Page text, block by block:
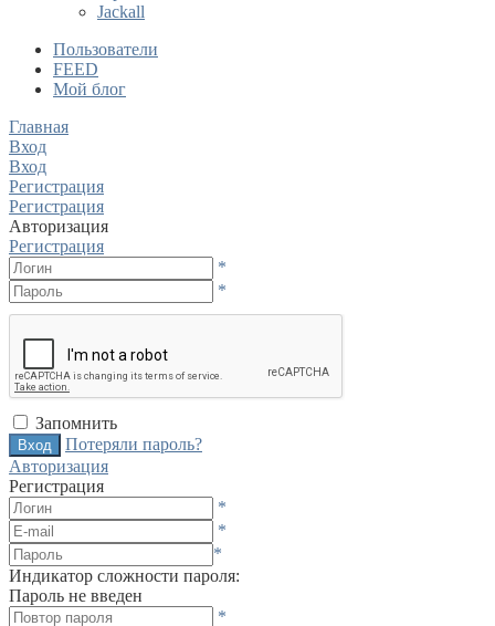
Jackall
Пользователи
FEED
Мой блог
Главная
Вход
Вход
Регистрация
Регистрация
Авторизация
Регистрация
*
*
Запомнить
Потеряли пароль?
Авторизация
Регистрация
*
*
*
Индикатор сложности пароля:
Пароль не введен
*